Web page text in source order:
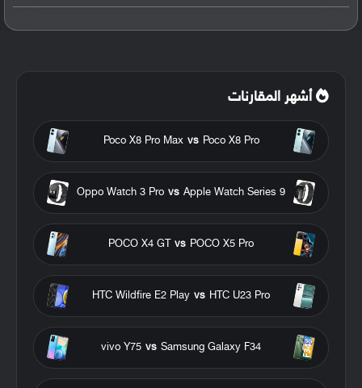
أشهر المقارنات
Poco X8 Pro
vs
Poco X8 Pro Max
Apple Watch Series 9
vs
Oppo Watch 3 Pro
POCO X5 Pro
vs
POCO X4 GT
HTC U23 Pro
vs
HTC Wildfire E2 Play
Samsung Galaxy F34
vs
vivo Y75